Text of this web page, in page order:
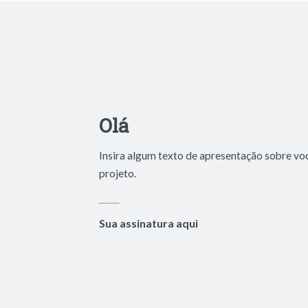
Olá
Insira algum texto de apresentação sobre
projeto.
Sua assinatura aqui